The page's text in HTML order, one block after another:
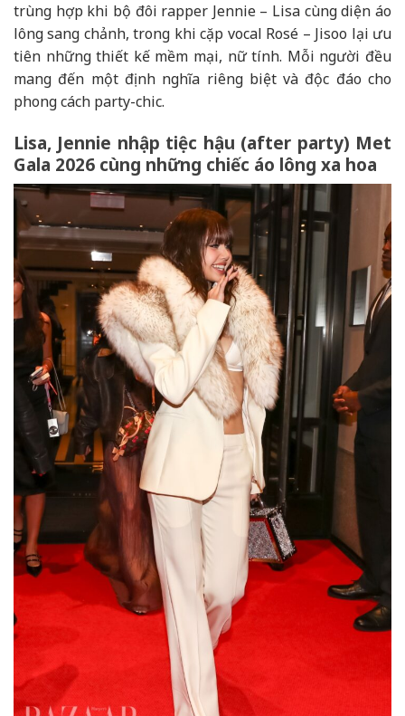
trùng hợp khi bộ đôi rapper Jennie – Lisa cùng diện áo
lông sang chảnh, trong khi cặp vocal Rosé – Jisoo lại ưu
tiên những thiết kế mềm mại, nữ tính. Mỗi người đều
mang đến một định nghĩa riêng biệt và độc đáo cho
phong cách party-chic.
Lisa, Jennie nhập tiệc hậu (after party) Met
Gala 2026 cùng những chiếc áo lông xa hoa